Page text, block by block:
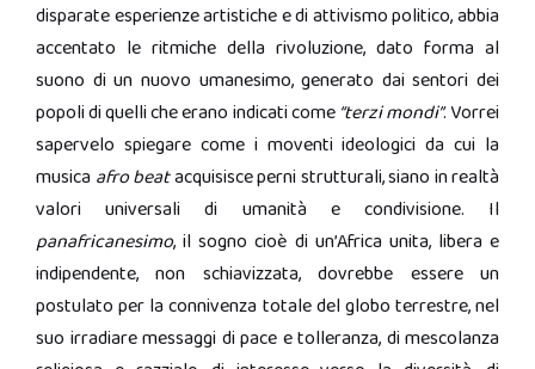
disparate esperienze artistiche e di attivismo politico, abbia
accentato le ritmiche della rivoluzione, dato forma al
suono di un nuovo umanesimo, generato dai sentori dei
popoli di quelli che erano indicati come “terzi mondi”. Vorrei
sapervelo spiegare come i moventi ideologici da cui la
musica afro beatacquisisce perni strutturali, siano in realtà
valori universali di umanità e condivisione. Il
panafricanesimo, il sogno cioè di un’Africa unita, libera e
indipendente, non schiavizzata, dovrebbe essere un
postulato per la connivenza totale del globo terrestre, nel
suo irradiare messaggi di pace e tolleranza, di mescolanza